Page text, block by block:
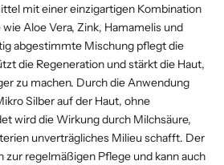
mit einer einzigartigen Kombination
Aloe Vera, Zink, Hamamelis und
abgestimmte Mischung pflegt die
die Regeneration und stärkt die Haut,
zu machen. Durch die Anwendung
Silber auf der Haut, ohne
wird die Wirkung durch Milchsäure,
unverträgliches Milieu schafft. Der
zur regelmäßigen Pflege und kann auch